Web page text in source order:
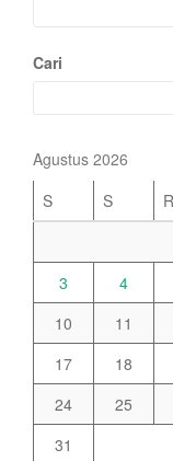
Cari
Agustus 2026
S
S R
3
4
10
11
17
18
24
25
31